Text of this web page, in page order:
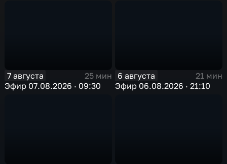
7 августа
25 мин
Эфир 07.08.2026 · 09:30
6 августа
21 мин
Эфир 06.08.2026 · 21:10